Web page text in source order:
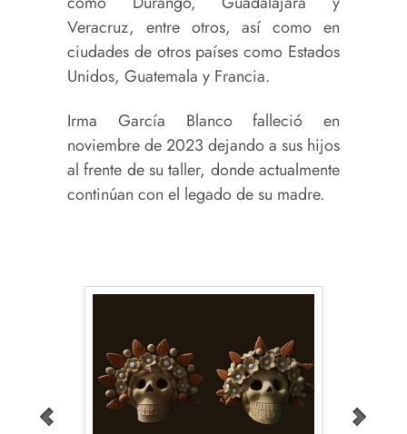
Veracruz, entre otros, así como en
ciudades de otros países como Estados
Unidos, Guatemala y Francia.
Irma García Blanco falleció en
noviembre de 2023 dejando a sus hijos
al frente de su taller, donde actualmente
continúan con el legado de su madre.